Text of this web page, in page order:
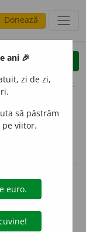
Donează
clear
opțiuni
de
.
de
ani 🎉
zi de zi,
să păstrăm
viitor.